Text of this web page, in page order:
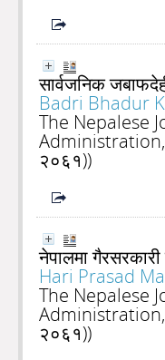
सार्वजनिक
Badri Bhadur
The Nepalese
Administration,
२०६१))
नेपालमा
Hari Prasad
The Nepalese
Administration,
२०६१))